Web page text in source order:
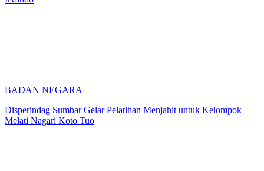
BADAN NEGARA
Disperindag Sumbar Gelar Pelatihan Menjahit untuk Kelompok
Melati Nagari Koto Tuo